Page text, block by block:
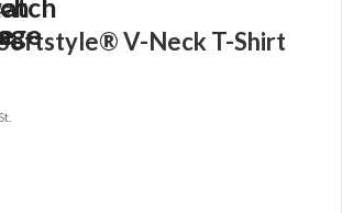
V-Neck T-Shirt